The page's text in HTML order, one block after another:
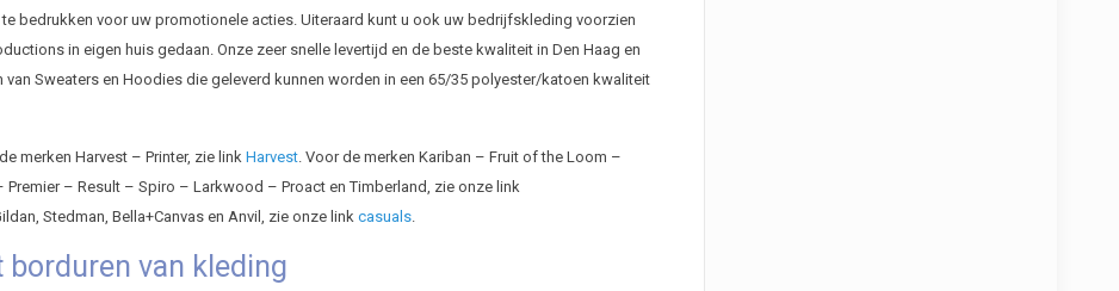
bedrukken voor uw promotionele acties. Uiteraard kunt u ook uw bedrijfskleding voorzien
in eigen huis gedaan. Onze zeer snelle levertijd en de beste kwaliteit in Den Haag en
Sweaters en Hoodies die geleverd kunnen worden in een 65/35 polyester/katoen kwaliteit
merken Harvest – Printer, zie link Harvest. Voor de merken Kariban – Fruit of the Loom –
Premier – Result – Spiro – Larkwood – Proact en Timberland, zie onze link
Stedman, Bella+Canvas en Anvil, zie onze link casuals.
borduren van kleding